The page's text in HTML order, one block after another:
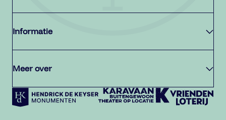
Informatie
Meer over